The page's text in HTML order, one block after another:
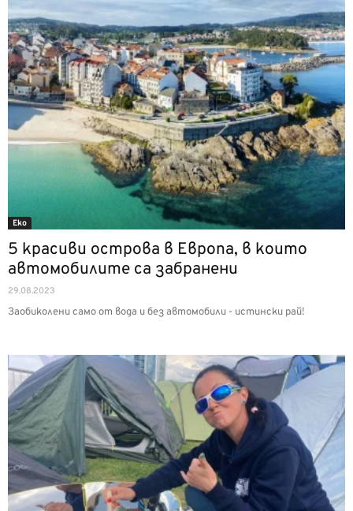
Еко
5 красиви острова в Европа, в които
автомобилите са забранени
29.08.2023
Заобиколени само от вода и без автомобили - истински рай!